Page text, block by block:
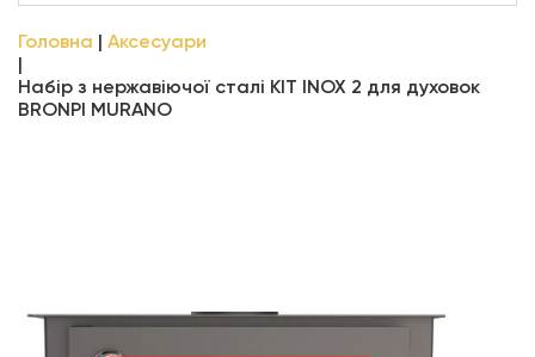
Головна Аксесуари
Набір з нержавіючої сталі KIT INOX 2 для духовок
BRONPI MURANO